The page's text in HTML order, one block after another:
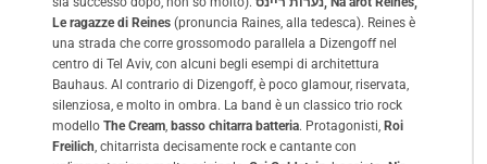
Le ragazze di Reines (pronuncia Raines, alla tedesca). Reines è
una strada che corre grossomodo parallela a Dizengoff nel
centro di Tel Aviv, con alcuni begli esempi di architettura
Bauhaus. Al contrario di Dizengoff, è poco glamour, riservata,
silenziosa, e molto in ombra. La band è un classico trio rock
modello The Cream, basso chitarra batteria. Protagonisti, Roi
Freilich, chitarrista decisamente rock e cantante con